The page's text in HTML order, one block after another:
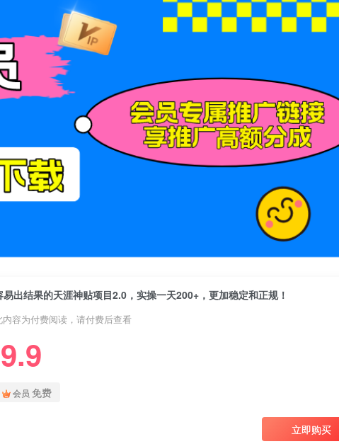
易出结果的天涯神贴项目2.0，实操一天200+，更加稳定和正规！
内容为付费阅读，请付费后查看
9.9
会员 免费
立即购买